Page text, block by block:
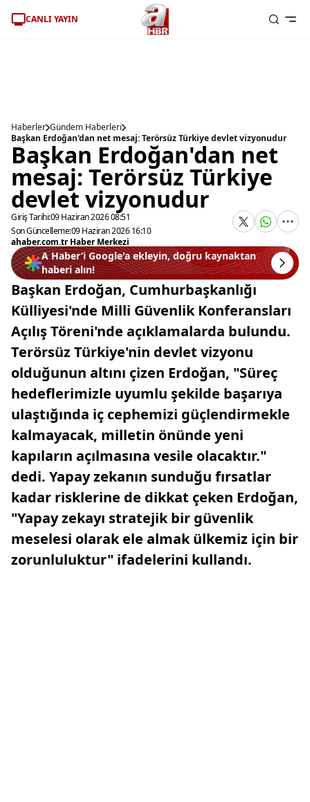
CANLI YAYIN
Haberler Gündem Haberleri
Başkan Erdoğan'dan net mesaj: Terörsüz Türkiye devlet vizyonudur
Başkan Erdoğan'dan net
mesaj: Terörsüz Türkiye
devlet vizyonudur
Giriş Tarihi:09 Haziran 2026 08:51
Son Güncelleme:09 Haziran 2026 16:10
ahaber.com.tr Haber Merkezi
A Haber’i Google'a ekleyin, doğru kaynaktan
haberi alın!
Başkan Erdoğan, Cumhurbaşkanlığı
Külliyesi'nde Milli Güvenlik Konferansları
Açılış Töreni'nde açıklamalarda bulundu.
Terörsüz Türkiye'nin devlet vizyonu
olduğunun altını çizen Erdoğan, "Süreç
hedeflerimizle uyumlu şekilde başarıya
ulaştığında iç cephemizi güçlendirmekle
kalmayacak, milletin önünde yeni
kapıların açılmasına vesile olacaktır."
dedi. Yapay zekanın sunduğu fırsatlar
kadar risklerine de dikkat çeken Erdoğan,
"Yapay zekayı stratejik bir güvenlik
meselesi olarak ele almak ülkemiz için bir
zorunluluktur" ifadelerini kullandı.